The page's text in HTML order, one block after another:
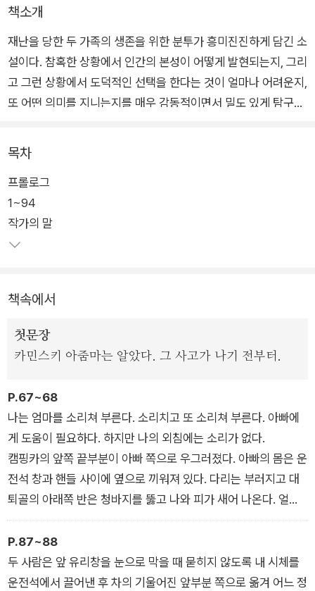
책소개
재난을 당한 두 가족의 생존을 위한 분투가 흥미진진하게 담긴 소
설이다. 참혹한 상황에서 인간의 본성이 어떻게 발현되는지, 그리
고 그런 상황에서 도덕적인 선택을 한다는 것이 얼마나 어려운지,
또 어떤 의미를 지니는지를 매우 감동적이면서 밀도 있게 탐구한
한겨울, 스키 여행 중 갑작스러운 자동차 추락 사고로 막내딸 핀
이 즉사하는 비극적인 상황이 발생한다. 한 아이의 죽음을 애도하
기도 어려울 정도의 혹한의 상황에 무방비로 놓인 사람들, 이들은
어느 순간부터 한 켤레의 어그 부츠와 한 쌍의 장갑을 놓고 날카
로운 신경전을 하게 된다. 가족들은 그날 아침 옷을 입고 양말을
꾸어 놓을 줄은 몰랐다.
두 가족의 우정과 삶을 산산조각 낸 사고와 그날 있었던 미묘한
조각들을 꿰어 맞추도록 즉사한 막내딸 핀의 입을 빌어 능숙하게
등장인물들을 오가며 상황을 묘사한다.
목차
프롤로그
1~94
작가의 말
책속에서
첫문장
카민스키 아줌마는 알았다. 그 사고가 나기 전부터.
P.67~68
나는 엄마를 소리쳐 부른다. 소리치고 또 소리쳐 부른다. 아빠에
게 도움이 필요하다. 하지만 나의 외침에는 소리가 없다.
캠핑카의 앞쪽 끝부분이 아빠 쪽으로 우그러졌다. 아빠의 몸은 운
전석 창과 핸들 사이에 옆으로 끼워져 있다. 다리는 부러지고 대
퇴골의 아래쪽 반은 청바지를 뚫고 나와 피가 새어 나온다. 얼굴
은 깨진 유리 파편에 온통 찢기고 눈과 함께 얼어붙었다. 사방은
온통 피투성이다.
제발, 나는 애원한다. 제발 와서 아빠를 좀 도와줘.
파르르 떨며 눈을 뜬 아빠는, 통증뿐 아니라 점점 선명해지는 시
P.87~88
두 사람은 앞 유리창을 눈으로 막을 때 묻히지 않도록 내 시체를
운전석에서 끌어낸 후 차의 기울어진 앞부분 쪽으로 옮겨 어느 정